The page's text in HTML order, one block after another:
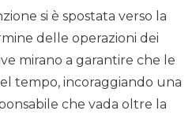
si è spostata verso la
delle operazioni dei
mirano a garantire che le
tempo, incoraggiando una
che vada oltre la